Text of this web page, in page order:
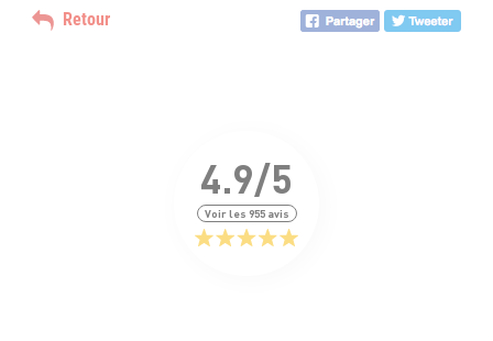
Retour
4.9/5
Voir les 955 avis